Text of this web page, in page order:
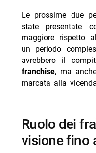
- Reazione a catena
- Wolf Warrior
- Delitti del BarLume Il
- Ricchi, ricchissimi…
- Ma stasera su Italia
Le prossime due
state presentate
maggiore rispetto
un periodo
avrebbero il
franchise, ma
marcata alla
ruolo dei fratelli russo e
visione fino